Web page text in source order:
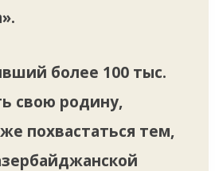
более 100 тыс.
свою родину,
похвастаться тем,